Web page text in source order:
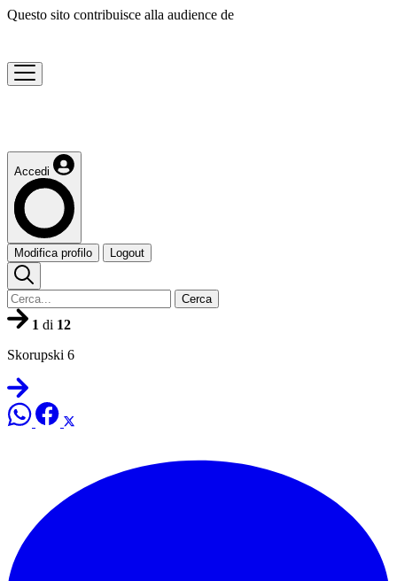
Questo sito contribuisce alla audience de
Accedi
Modifica profilo Logout
Cerca
1 di 12
Skorupski 6